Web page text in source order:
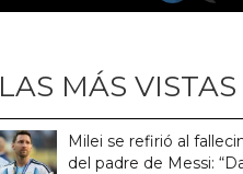
LAS MÁS VISTAS
Milei se refirió al
del padre de Messi: